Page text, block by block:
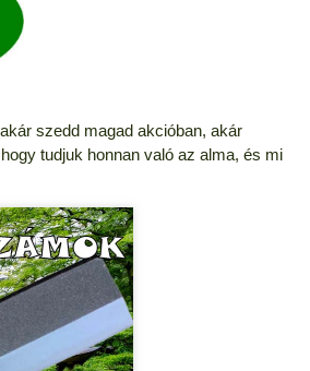
szedd magad akcióban, akár
tudjuk honnan való az alma, és mi